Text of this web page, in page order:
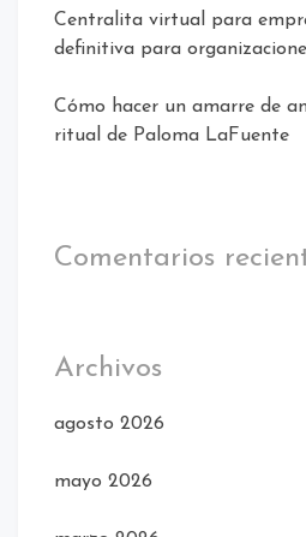
Centralita virtual para
definitiva para
Cómo hacer un amarre de
ritual de Paloma LaFuente
Comentarios
Archivos
agosto 2026
mayo 2026